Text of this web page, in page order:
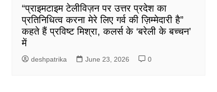
“प्राइमटाइम टेलीविज़न पर उत्तर प्रदेश का
प्रतिनिधित्व करना मेरे लिए गर्व की ज़िम्मेदारी है”
कहते हैं प्रविष्ट मिश्रा, कलर्स के ‘बरेली के बच्चन’
में
deshpatrika June 23, 2026 0